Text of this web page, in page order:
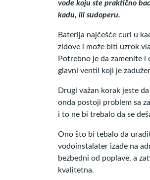
vode koju ste praktično
kadu, ili sudoperu.
Baterija najčešće curi u
zidove i može biti uzrok
Potrebno je da zamenite
glavni ventil koji je
Drugi važan korak jeste
onda postoji problem sa
i to ne bi trebalo da se
Ono što bi tebalo da
vodoinstalater izađe na
bezbedni od poplave, a
kvalitetna.